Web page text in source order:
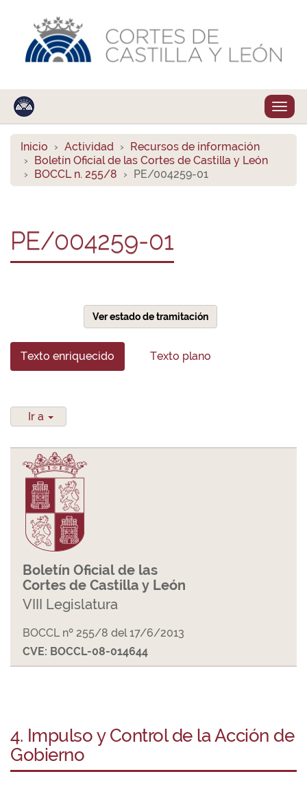
Inicio Actividad
Recursos de información
Boletín Oficial de las Cortes de Castilla y León
BOCCL n. 255/8
PE/004259-01
PE/004259-01
Ver estado de tramitación
Texto enriquecido Texto plano
Ir a
Boletín Oficial de las
Cortes de Castilla y León
VIII Legislatura
BOCCL nº 255/8 del 17/6/2013
CVE: BOCCL-08-014644
4. Impulso y Control de la Acción de
Gobierno